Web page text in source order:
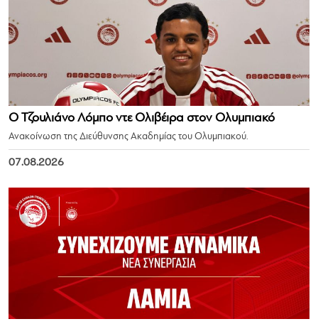
Ο Τζουλιάνο Λόμπο ντε Ολιβέιρα στον Ολυμπιακό
Ανακοίνωση της Διεύθυνσης Ακαδημίας του Ολυμπιακού.
07.08.2026